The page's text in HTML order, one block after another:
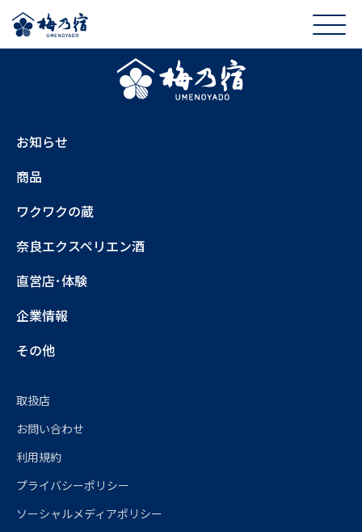
お知らせ
商品
ワクワクの蔵
奈良エクスペリエン酒
直営店･体験
企業情報
その他
取扱店
お問い合わせ
利用規約
プライバシーポリシー
ソーシャルメディアポリシー